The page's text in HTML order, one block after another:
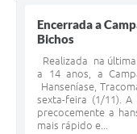
Carta de Serviços
Notícias
Turismo
Obras
Encerrada a
Bichos
Realizada na
a 14 anos, a
Hanseníase,
sexta-feira (1/11).
precocemente a
mais rápido e...